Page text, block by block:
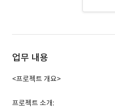
업무 내용
<프로젝트 개요>
프로젝트 소개: